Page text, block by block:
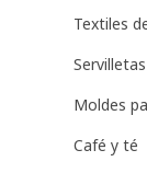
Textiles
Moldes
Café y té